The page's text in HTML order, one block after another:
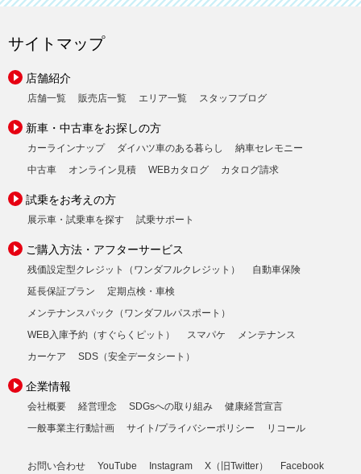
サイトマップ
店舗紹介
店舗一覧 販売店一覧 エリア一覧 スタッフブログ
新車・中古車をお探しの方
カーラインナップ ダイハツ車のある暮らし
納車セレモニー
中古車
オンライン見積 WEBカタログ カタログ請求
試乗をお考えの方
展示車・試乗車を探す 試乗サポート
ご購入方法・アフターサービス
残価設定型クレジット（ワンダフルクレジット）
自動車保険
延長保証プラン
定期点検・車検
メンテナンスパック（ワンダフルパスポート）
WEB入庫予約（すぐらくピット）
スマパケ
メンテナンス
カーケア
SDS（安全データシート）
企業情報
会社概要 経営理念 SDGsへの取り組み
健康経営宣言
一般事業主行動計画
サイト/プライバシーポリシー リコール
お問い合わせ YouTube Instagram X（旧Twitter） Facebook